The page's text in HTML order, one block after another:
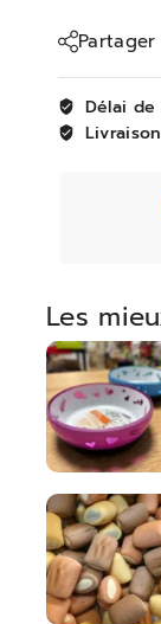
Les
Partager
Délai